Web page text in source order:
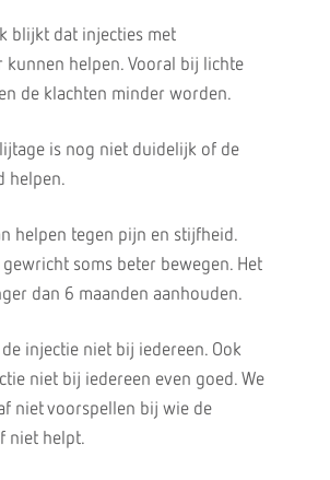
blijkt dat injecties met
kunnen helpen. Vooral bij lichte
de klachten minder worden.
is nog niet duidelijk of de
helpen.
helpen tegen pijn en stijfheid.
soms beter bewegen. Het
dan 6 maanden aanhouden.
injectie niet bij iedereen. Ook
niet bij iedereen even goed. We
niet voorspellen bij wie de
niet helpt.